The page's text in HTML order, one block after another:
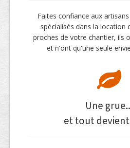
Faites confiance aux
spécialisés dans la location
proches de votre chantier, ils
et n'ont qu'une seule
Une
et tout